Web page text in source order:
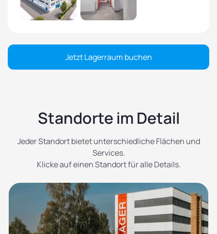
Jetzt Lagerraum buchen
Standorte im Detail
Jeder Standort bietet unterschiedliche Flächen und
Services.
Klicke auf einen Standort für alle Details.